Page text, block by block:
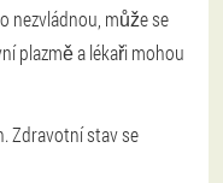
nezvládnou, může se
plazmě a lékaři mohou
Zdravotní stav se